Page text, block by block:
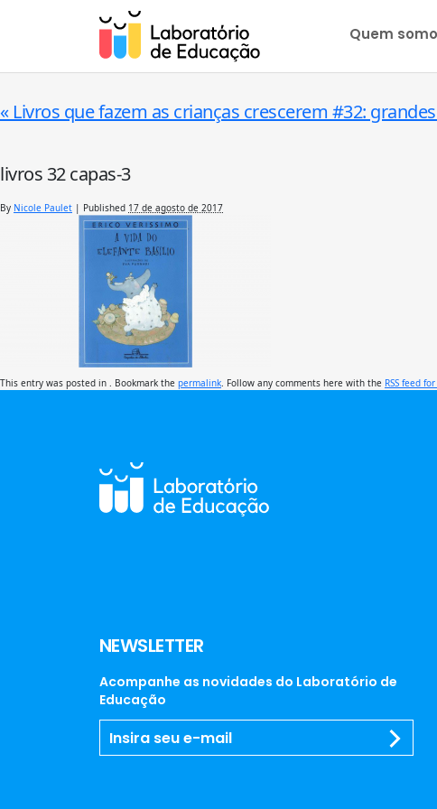
Quem
« Livros que fazem as crianças crescerem #32:
livros 32 capas-3
By Nicole Paulet | Published 17 de agosto de 2017
This entry was posted in . Bookmark the permalink . Follow any comments here with the RSS feed
NEWSLETTER
Acompanhe as novidades do Laboratório de
Educação